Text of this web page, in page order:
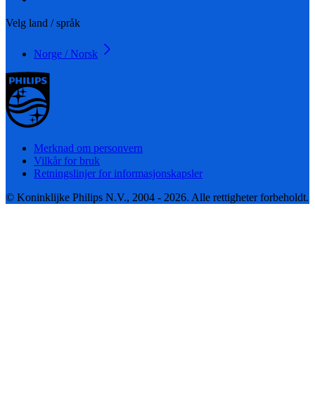
Velg land / språk
Norge / Norsk
Merknad om personvern
Vilkår for bruk
Retningslinjer for informasjonskapsler
© Koninklijke Philips N.V., 2004 - 2026. Alle rettigheter forbeholdt.